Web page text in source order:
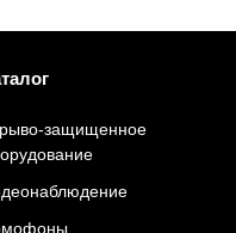
защищенное